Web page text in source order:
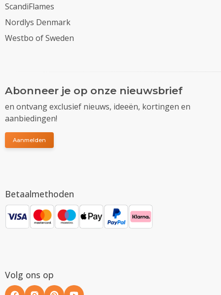
ScandiFlames
Nordlys Denmark
Westbo of Sweden
Abonneer je op onze nieuwsbrief
en ontvang exclusief nieuws, ideeën, kortingen en
aanbiedingen!
Aanmelden
Betaalmethoden
Volg ons op